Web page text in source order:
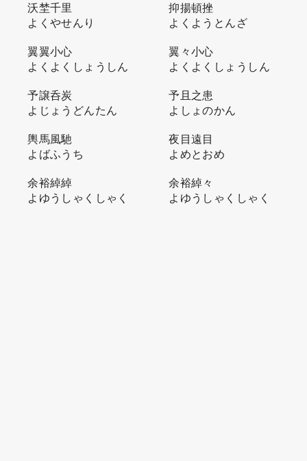
沃埜千里
よくやせんり
抑揚頓挫
よくようとんざ
翼翼小心
よくよくしょうしん
翼々小心
よくよくしょうしん
予譲呑炭
よじょうどんたん
予且之患
よしょのかん
輿馬風馳
よばふうち
夜目遠目
よめとおめ
余裕綽綽
よゆうしゃくしゃく
余裕綽々
よゆうしゃくしゃく